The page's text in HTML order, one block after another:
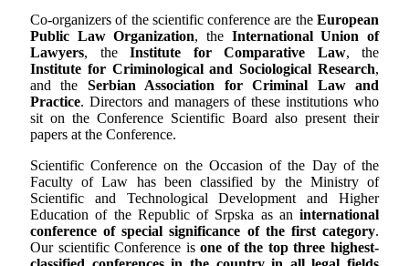
Co-organizers of the scientific conference are the European
Public Law Organization, the International Union of
Lawyers, the Institute for Comparative Law, the
Institute for Criminological and Sociological Research,
and the Serbian Association for Criminal Law and
Practice. Directors and managers of these institutions who
sit on the Conference Scientific Board also present their
papers at the Conference.
Scientific Conference on the Occasion of the Day of the
Faculty of Law has been classified by the Ministry of
Scientific and Technological Development and Higher
Education of the Republic of Srpska as an international
conference of special significance of the first category.
Our scientific Conference isone of the top three highest-